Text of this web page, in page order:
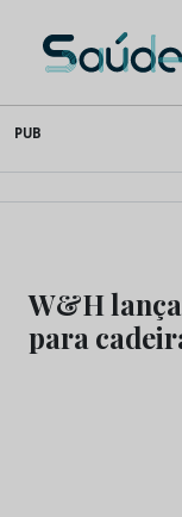
to
content
Saúde Oral
PUB
W&H
para